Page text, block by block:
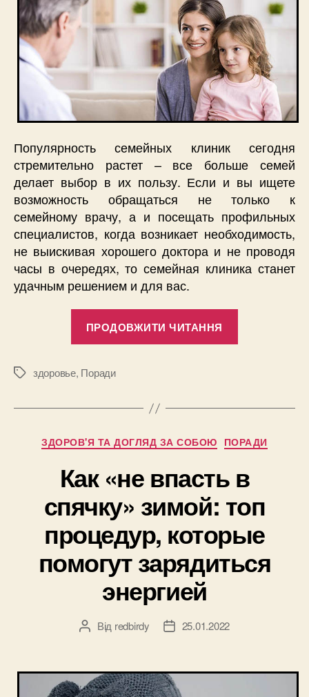
Популярность семейных клиник сегодня
стремительно растет – все больше семей
делает выбор в их пользу. Если и вы ищете
возможность обращаться не только к
семейному врачу, а и посещать профильных
специалистов, когда возникает необходимость,
не выискивая хорошего доктора и не проводя
часы в очередях, то семейная клиника станет
удачным решением и для вас.
ПРОДОВЖИТИ ЧИТАННЯ
для
семьи”
Позначки
здоровье, Поради
Категорії
ЗДОРОВ'Я ТА ДОГЛЯД ЗА СОБОЮ ПОРАДИ
Как «не впасть в
спячку» зимой: топ
процедур, которые
помогут зарядиться
энергией
Автор
Від redbirdy
Дата25.01.2022